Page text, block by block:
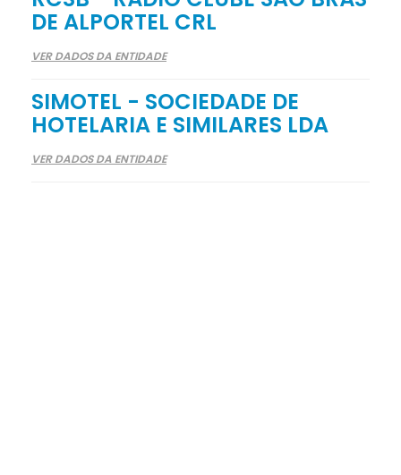
DE ALPORTEL CRL
VER DADOS DA ENTIDADE
SIMOTEL - SOCIEDADE DE
HOTELARIA E SIMILARES LDA
VER DADOS DA ENTIDADE